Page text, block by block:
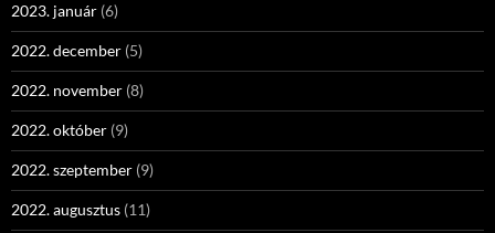
2023. január (6)
2022. december (5)
2022. november (8)
2022. október (9)
2022. szeptember (9)
2022. augusztus (11)